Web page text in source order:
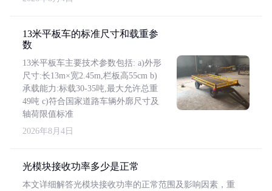
13米平板车的标准尺寸和载重参
数
13米平板车主要技术参数包括: a)外形
尺寸:长13m×宽2.45m,栏板高55cm b)
承载能力:标载30-35吨,最大允许总重
49吨 c)符合国家道路车辆外廓尺寸及
轴荷限值标准
2026年8月4日
光模块接收功率多少是正常
本文详细解答光模块接收功率的正常范围及影响因素，重